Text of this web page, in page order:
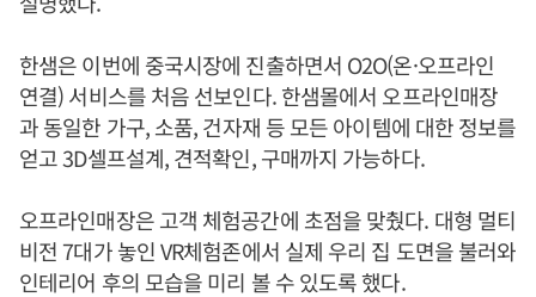
한샘은 이번에 중국시장에 진출하면서 O2O(온·오프라인
연결) 서비스를 처음 선보인다. 한샘몰에서 오프라인매장
과 동일한 가구, 소품, 건자재 등 모든 아이템에 대한 정보를
얻고 3D셀프설계, 견적확인, 구매까지 가능하다.
오프라인매장은 고객 체험공간에 초점을 맞췄다. 대형 멀티
비전 7대가 놓인 VR체험존에서 실제 우리 집 도면을 불러와
인테리어 후의 모습을 미리 볼 수 있도록 했다.